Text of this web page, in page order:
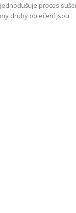
proces
druhy oblečení jsou